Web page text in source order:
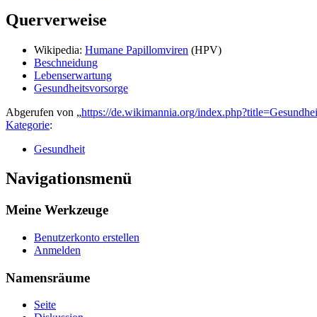
Querverweise
Wikipedia: Humane Papillomviren (HPV)
Beschneidung
Lebenserwartung
Gesundheitsvorsorge
Abgerufen von „https://de.wikimannia.org/
Kategorie:
Gesundheit
Navigationsmenü
Meine Werkzeuge
Benutzerkonto erstellen
Anmelden
Namensräume
Seite